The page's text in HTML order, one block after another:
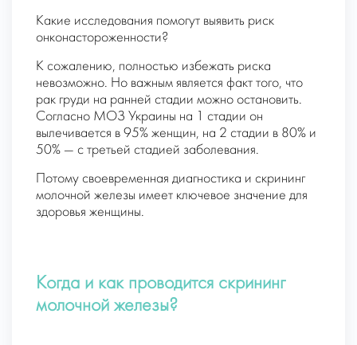
Какие исследования помогут выявить риск
онконастороженности?
К сожалению, полностью избежать риска
невозможно. Но важным является факт того, что
рак груди на ранней стадии можно остановить.
Согласно МОЗ Украины на 1 стадии он
вылечивается в 95% женщин, на 2 стадии в 80% и
50% — с третьей стадией заболевания.
Потому своевременная диагностика и скрининг
молочной железы имеет ключевое значение для
здоровья женщины.
Когда и как проводится скрининг
молочной железы?